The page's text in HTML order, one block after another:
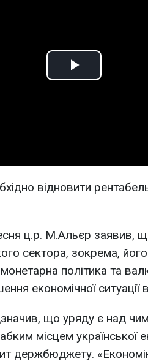
Play
відновити
ц.р. М.Альєр заявив,
сектора, зокрема,
політика та
економічної ситуації
що уряду є над
місцем української
держбюджету.